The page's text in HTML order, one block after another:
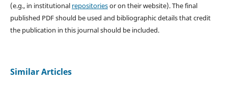
(e.g., in institutional repositoriesor on their website). The final
published PDF should be used and bibliographic details that credit
the publication in this journal should be included.
Similar Articles